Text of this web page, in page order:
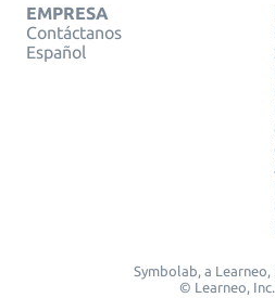
EMPRESA
Contáctanos
Español
Symbolab, a Learneo,
© Learneo,